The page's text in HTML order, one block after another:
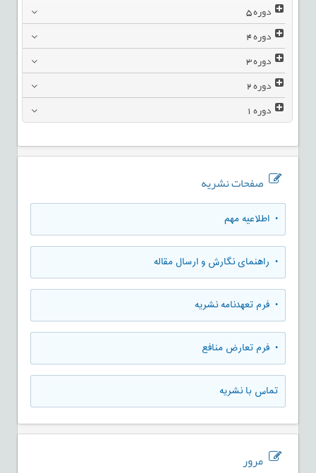
دوره5
دوره4
دوره3
دوره2
دوره1
صفحات نشریه
• اطلاعیه مهم
• راهنمای نگارش و ارسال مقاله
• فرم تعهدنامه نشریه
• فرم تعارض منافع
تماس با نشریه
مرور